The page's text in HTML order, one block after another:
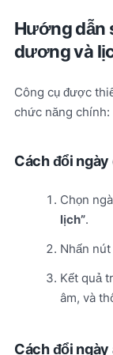
Hướng dẫn
dương và
Công cụ được
chức năng chính:
Cách đổi
Chọn
lịch”.
Nhấn nút
Kết quả
âm, và
Cách đổi